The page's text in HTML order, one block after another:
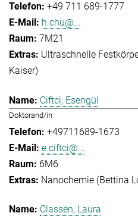
+49 711 689-1777
h.chu@...
7M21
Ultraschnelle
Kaiser)
Ciftci, Esengül
Doktorand/in
+49711689-1673
e.ciftci@...
6M6
Nanochemie (Bettina
Classen, Laura